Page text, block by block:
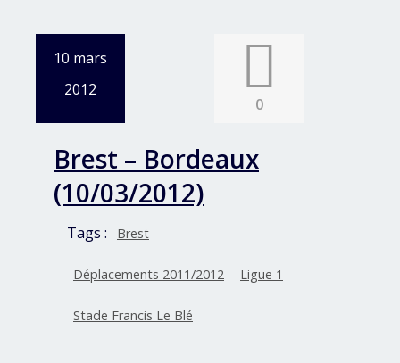
10 mars
2012
0
Brest – Bordeaux
(10/03/2012)
Tags : Brest
Déplacements 2011/2012 Ligue 1
Stade Francis Le Blé